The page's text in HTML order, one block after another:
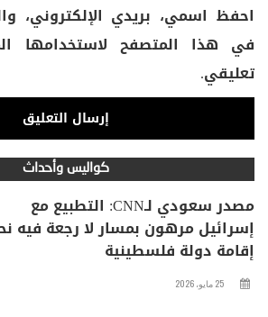
احفظ اسمي، بريدي الإلكتروني،
في هذا المتصفح لاستخدامها
تعليقي.
كواليس وأحداث
مصدر سعودي لـCNN: التطبيع مع
إسرائيل مرهون بمسار لا رجعة فيه
إقامة دولة فلسطينية
25 مايو، 2026